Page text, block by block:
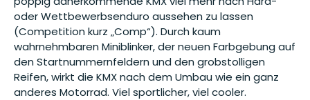
oder Wettbewerbsenduro aussehen zu lassen
(Competition kurz „Comp“). Durch kaum
wahrnehmbaren Miniblinker, der neuen Farbgebung auf
den Startnummernfeldern und den grobstolligen
Reifen, wirkt die KMX nach dem Umbau wie ein ganz
anderes Motorrad. Viel sportlicher, viel cooler.